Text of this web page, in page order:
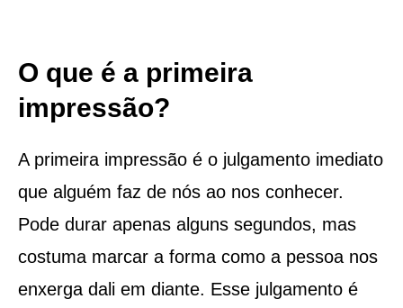
O que é a primeira
impressão?
A primeira impressão é o julgamento imediato
que alguém faz de nós ao nos conhecer.
Pode durar apenas alguns segundos, mas
costuma marcar a forma como a pessoa nos
enxerga dali em diante. Esse julgamento é